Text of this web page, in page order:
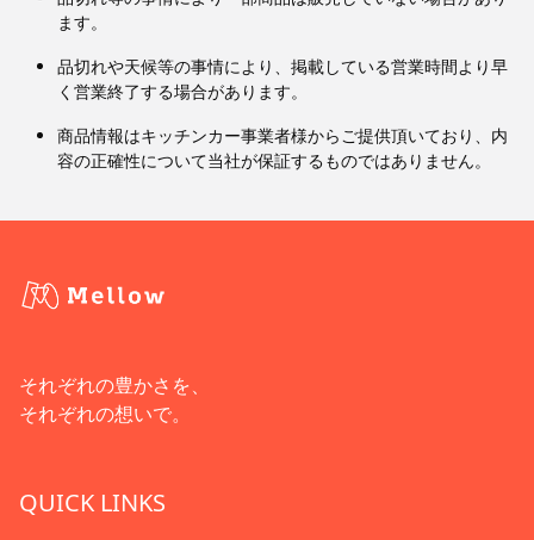
ます。
品切れや天候等の事情により、掲載している営業時間より早
く営業終了する場合があります。
商品情報はキッチンカー事業者様からご提供頂いており、内
容の正確性について当社が保証するものではありません。
それぞれの豊かさを、
それぞれの想いで。
QUICK LINKS